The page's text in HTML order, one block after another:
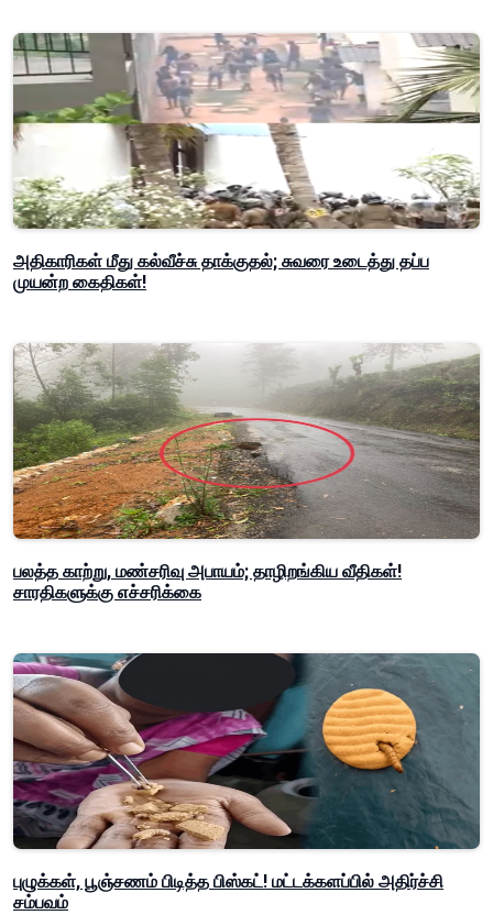
அதிகாரிகள் மீது கல்வீச்சு தாக்குதல்; சுவரை உடைத்து தப்ப
முயன்ற கைதிகள்!
பலத்த காற்று, மண்சரிவு அபாயம்; தாழிறங்கிய வீதிகள்!
சாரதிகளுக்கு எச்சரிக்கை
புழுக்கள், பூஞ்சணம் பிடித்த பிஸ்கட்! மட்டக்களப்பில் அதிர்ச்சி
சம்பவம்